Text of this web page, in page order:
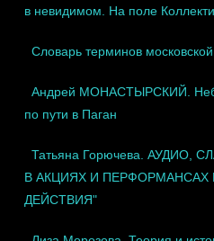
в невидимом. На поле
Cловарь терминов
Андрей МОНАСТЫРСКИЙ.
по пути в Паган
Татьяна Горючева. АУДИО,
В АКЦИЯХ И ПЕРФОРМАНСАХ
ДЕЙСТВИЯ"